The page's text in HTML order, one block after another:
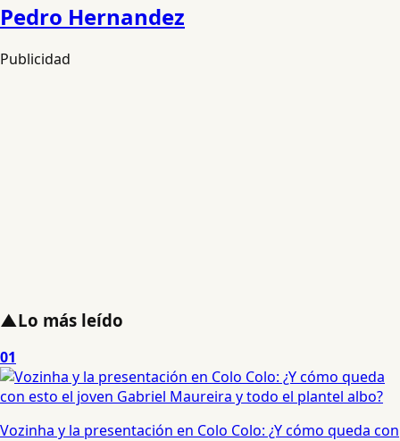
Pedro Hernandez
Publicidad
▲Lo más leído
01
Vozinha y la presentación en Colo Colo: ¿Y cómo queda con